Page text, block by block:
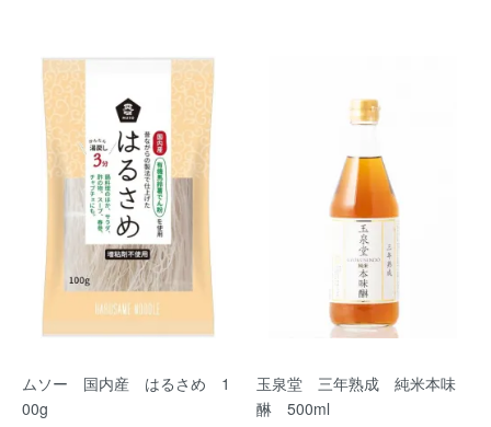
ムソー 国内産 はるさめ 1
00g
玉泉堂 三年熟成 純米本味
醂 500ml